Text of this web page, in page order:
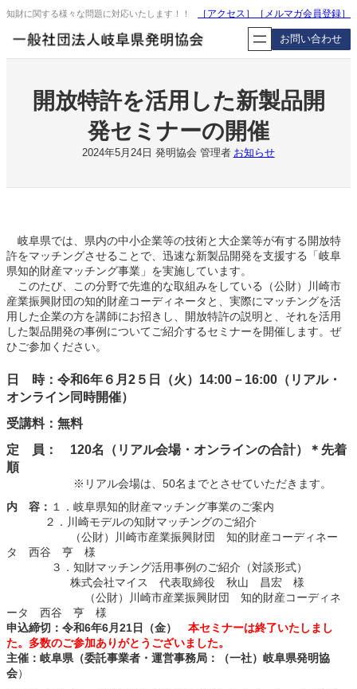
内
を
ス
知財に関する様々な問題に対応いたします！！ ［アクセス］ ［ メルマガ会員登録］
お問い合わせ
開放特許を活用した新製品開
発セミナーの開催
2024年5月24日 発明協会 管理者 お知らせ
岐阜県では、県内の中小企業等の技術と大企業等が有する開放特
許をマッチングさせることで、迅速な新製品開発を支援する「岐阜
県知的財産マッチング事業」を実施しています。
このたび、この分野で先進的な取組みをしている（公財）川崎市
産業振興財団の知的財産コーディネータと、実際にマッチングを活
用した企業の方を講師にお招きし、開放特許の説明と、それを活用
した製品開発の事例についてご紹介するセミナーを開催します。ぜ
ひご参加ください。
日 時：令和6年６月2５日（火）14:00－16:00（リアル・
オンライン同時開催）
受講料：無料
定 員： 120名（リアル会場・オンラインの合計）＊先着
順
※リアル会場は、50名までとさせていただきます。
内 容： １．岐阜県知的財産マッチング事業のご案内
２．川崎モデルの知財マッチングのご紹介
（公財）川崎市産業振興財団 知的財産コーディネー
タ 西谷 亨 様
３．知財マッチング活用事例のご紹介（対談形式）
株式会社マイス 代表取締役 秋山 昌宏 様
（公財）川崎市産業振興財団 知的財産コーディネ
ータ 西谷 亨 様
申込締切：令和6年6月21日（金）
本セミナーは終了いたしまし
た。多数のご参加ありがとうございました。
主催：岐阜県（委託事業者・運営事務局：（一社）岐阜県発明協
会）